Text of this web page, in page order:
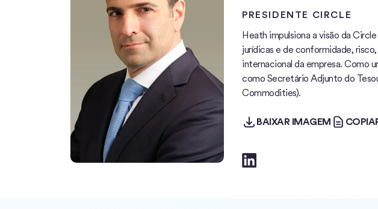
PRESIDENTE CIRCLE
Heath impulsiona a visão da
jurídicas e de conformidade,
internacional da empresa. Como
como Secretário Adjunto do
Commodities).
BAIXAR IMAGEM
BAIXAR IMAGEM COPIAR BIO